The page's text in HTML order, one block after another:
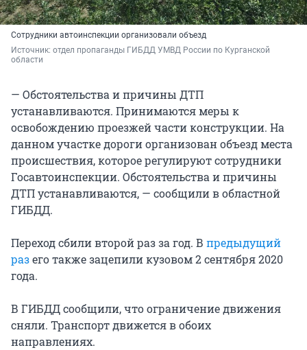
Сотрудники автоинспекции организовали объезд
Источник: отдел пропаганды ГИБДД УМВД России по Курганской
области
— Обстоятельства и причины ДТП
устанавливаются. Принимаются меры к
освобождению проезжей части конструкции. На
данном участке дороги организован объезд места
происшествия, которое регулируют сотрудники
Госавтоинспекции. Обстоятельства и причины
ДТП устанавливаются, — сообщили в областной
ГИБДД.
Переход сбили второй раз за год. В предыдущий
разего также зацепили кузовом 2 сентября 2020
года.
В ГИБДД сообщили, что ограничение движения
сняли. Транспорт движется в обоих
направлениях.